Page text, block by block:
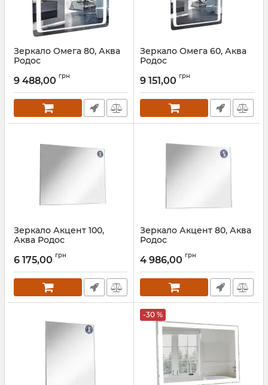
Зеркало Омега 80, Аква
Родос
9 488,00 грн
Зеркало Омега 60, Аква
Родос
9 151,00 грн
Зеркало Акцент 100,
Аква Родос
6 175,00 грн
Зеркало Акцент 80, Аква
Родос
4 986,00 грн
-30 %